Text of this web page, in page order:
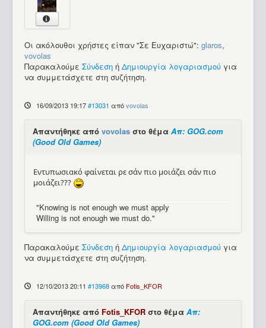
Οι ακόλουθοι χρήστες είπαν "Σε Ευχαριστώ": glaros,
vovolas
Παρακαλούμε Σύνδεση ή Δημιουργία λογαριασμού για
να συμμετάσχετε στη συζήτηση.
16/09/2013 19:17 #13031 απόvovolas
Απαντήθηκε από vovolas στο θέμα Απ: GOG.com
(Good Old Games)
Εντυπωσιακό φαίνεται ρε σάν πιο μοιάζει σάν πιο
μοιάζει???
"Knowing is not enough we must apply
Willing is not enough we must do."
Παρακαλούμε Σύνδεση ή Δημιουργία λογαριασμού για
να συμμετάσχετε στη συζήτηση.
12/10/2013 20:11 #13968 από Fotis_KFOR
Απαντήθηκε από Fotis_KFOR στο θέμα Απ:
GOG.com (Good Old Games)